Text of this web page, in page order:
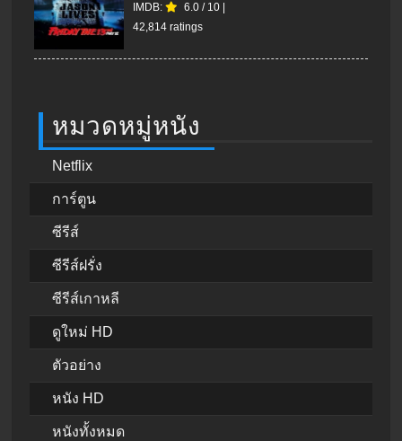
IMDB: 6.0 / 10
42,814 ratings
หมวดหมู่หนัง
Netflix
การ์ตูน
ซีรีส์
ซีรีส์ฝรั่ง
ซีรีส์เกาหลี
ดูใหม่ HD
ตัวอย่าง
หนัง HD
หนังทั้งหมด